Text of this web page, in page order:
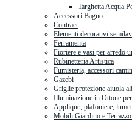
Targhetta Acqua
Accessori Bagno
Contract
Elementi decorativi
Ferramenta
Fioriere e vasi per arredo
Rubinetteria Artistica
Fumisteria, accessori
Gazebi
Griglie protezione aiuola
Illuminazione in Ottone
Applique, plafoniere,
Mobili Giardino e